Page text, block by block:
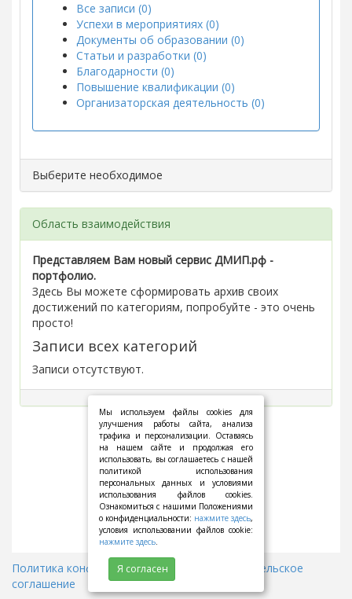
Все записи (0)
Успехи в мероприятиях (0)
Документы об образовании (0)
Статьи и разработки (0)
Благодарности (0)
Повышение квалификации (0)
Организаторская деятельность (0)
Выберите необходимое
Область взаимодействия
Представляем Вам новый сервис ДМИП.рф -
портфолио.
Здесь Вы можете сформировать архив своих
достижений по категориям, попробуйте - это очень
просто!
Записи всех категорий
Записи отсутствуют.
Политика конфиденциальности
Пользовательское
соглашение
Мы используем файлы cookies для
улучшения работы сайта, анализа
трафика и персонализации. Оставаясь
на нашем сайте и продолжая его
использовать, вы соглашаетесь с нашей
политикой использования
персональных данных и условиями
использования файлов cookies.
Ознакомиться с нашими Положениями
о конфиденциальности: нажмите здесь,
условия использовании файлов cookie:
нажмите здесь.
Я согласен